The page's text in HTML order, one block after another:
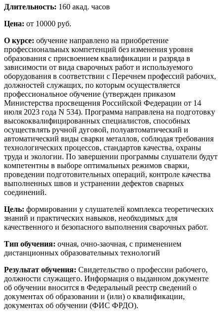
Длительность: 160 акад. часов
Цена: от 10000 руб.
О курсе: обучение направлено на приобретение
профессиональных компетенций без изменения уровня
образования с присвоением квалификации и разряда в
зависимости от вида сварочных работ и используемого
оборудования в соответствии с Перечнем профессий рабочих,
должностей служащих, по которым осуществляется
профессиональное обучение (утвержден приказом
Министерства просвещения Российской Федерации от 14
июля 2023 года N 534). Программа направлена на подготовку
высококвалифицированных специалистов, способных
осуществлять ручной дуговой, полуавтоматический и
автоматический виды сварки металлов, соблюдая требования
технологических процессов, стандартов качества, охраны
труда и экологии. По завершении программы слушатели будут
компетентны в выборе оптимальных режимов сварки,
проведении подготовительных операций, контроле качества
выполненных швов и устранении дефектов сварных
соединений.
Цель: формировании у слушателей комплекса теоретических
знаний и практических навыков, необходимых для
качественного и безопасного выполнения сварочных работ.
Тип обучения: очная, очно-заочная, с применением
дистанционных образовательных технологий
Результат обучения: Свидетельство о профессии рабочего,
должности служащего. Информация о выданном документе
об обучении вносится в Федеральный реестр сведений о
документах об образовании и (или) о квалификации,
документах об обучении (ФИС ФРДО).